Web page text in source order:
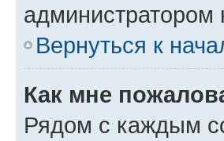
Вернуться к
Как мне
Рядом с каждым